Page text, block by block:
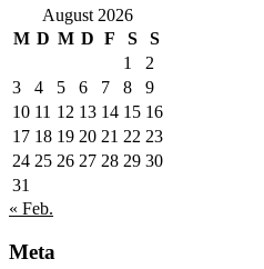
August 2026
M D M D F S
S
1
2
3
4 5 6 7 8
9
10 11 12 13 14 15 16
17 18 19 20 21 22 23
24 25 26 27 28 29 30
31
« Feb.
Meta